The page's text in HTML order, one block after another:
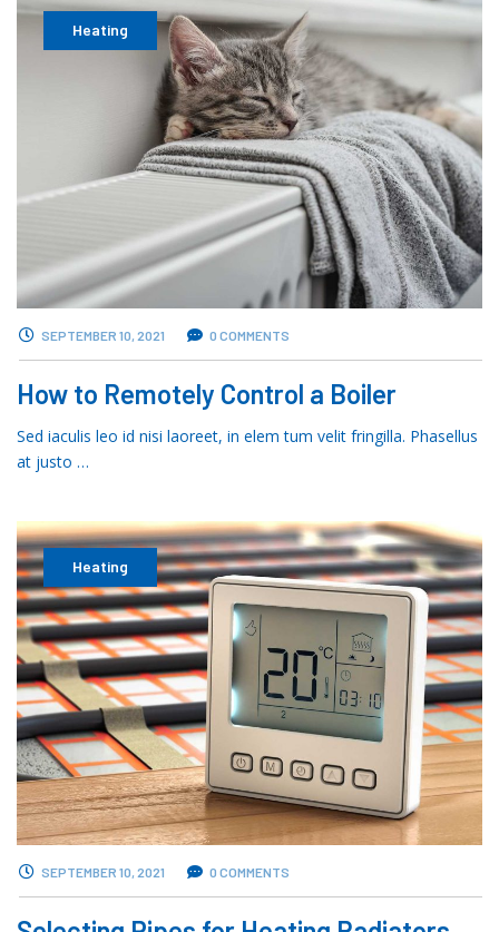
Heating
SEPTEMBER 10, 2021 0 COMMENTS
How to Remotely Control a Boiler
Sed iaculis leo id nisi laoreet, in elem tum velit fringilla. Phasellus
at justo …
Heating
SEPTEMBER 10, 2021 0 COMMENTS